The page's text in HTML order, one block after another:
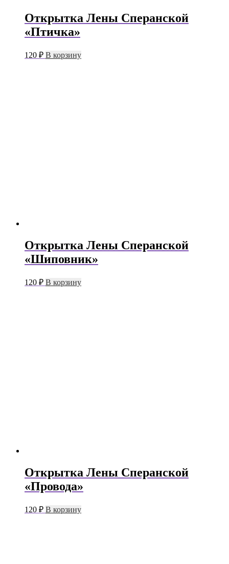
Открытка Лены Сперанской
«Птичка»
120 ₽ В корзину
Открытка Лены Сперанской
«Шиповник»
120 ₽ В корзину
Открытка Лены Сперанской
«Провода»
120 ₽ В корзину